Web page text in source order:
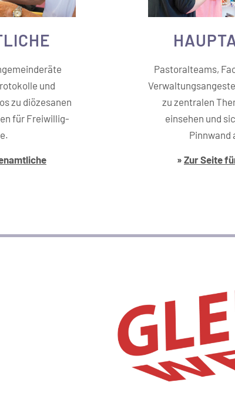
und
zu diözesanen
für Freiwillig-
Pastoralteams,
zu zentralen
einsehen und
Pinnwand
» Zur Seite